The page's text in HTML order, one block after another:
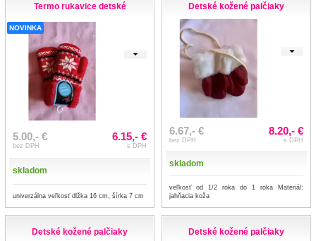
Termo rukavice detské
NOVINKA
5.00,- €
bez DPH
6.15,- €
s DPH
skladom
univerzálna veľkosť dlžka 16 cm, šírka 7 cm
Detské kožené palčiaky
6.67,- €
bez DPH
8.20,- €
s DPH
skladom
veľkosť od 1/2 roka do 1 roka Materiál:
jahňacia koža
Detské kožené palčiaky Detské kožené palčiaky